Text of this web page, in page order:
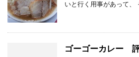
いと行く用事があって、
ゴーゴーカレー